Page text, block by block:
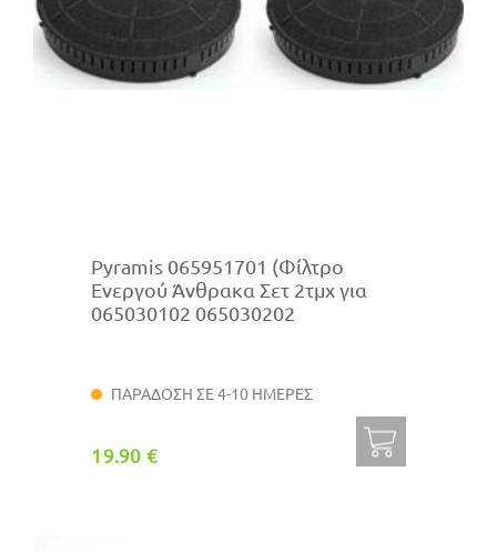
Pyramis 065951701 (Φίλτρο
Ενεργού Άνθρακα Σετ 2τμχ για
065030102 065030202
ΠΑΡΑΔΟΣΗ ΣΕ 4-10 ΗΜΕΡΕΣ
19.90 €